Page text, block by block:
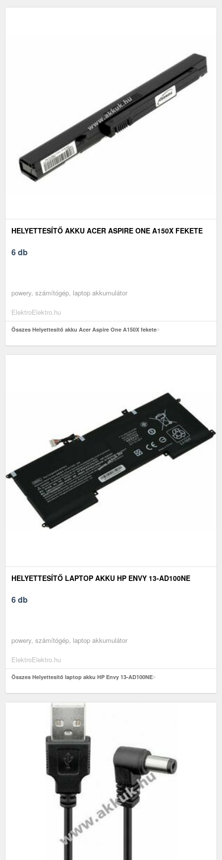
HELYETTESÍTŐ AKKU ACER ASPIRE ONE A150X FEKETE
6 db
powery, számítógép, laptop akkumulátor
ElektroElektro.hu
Összes Helyettesítő akku Acer Aspire One A150X fekete
HELYETTESÍTŐ LAPTOP AKKU HP ENVY 13-AD100NE
6 db
powery, számítógép, laptop akkumulátor
ElektroElektro.hu
Összes Helyettesítő laptop akku HP Envy 13-AD100NE